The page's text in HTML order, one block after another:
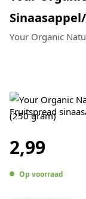
Your Organic
2,99
Op voorraad
Fruitspread